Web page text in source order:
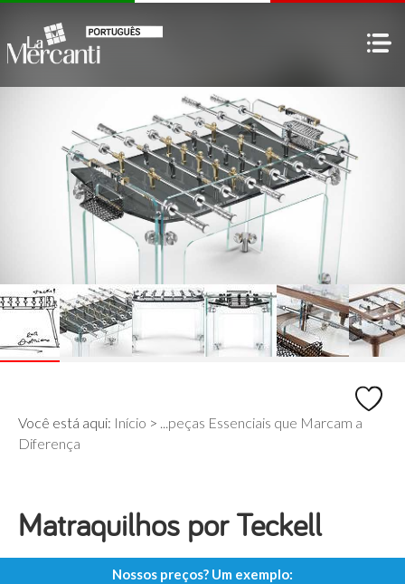
Você está aqui: Início > ...peças Essenciais que Marcam a
Diferença
Matraquilhos por Teckell
Nossos preços? Um exemplo: